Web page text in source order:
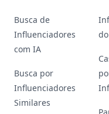
Busca de
Influenciadores
com IA
Busca por
Influenciadores
Similares